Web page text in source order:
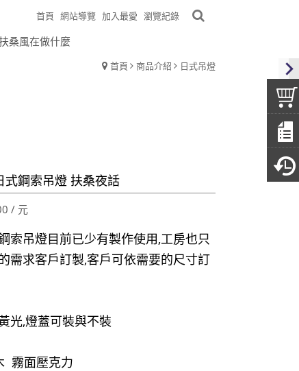
首頁 網站導覽 加入最愛 瀏覽紀錄
桑風在做什麼
首頁 商品介紹 日式吊燈
鋼索吊燈 扶桑夜話
/ 元
索吊燈目前已少有製作使用,工房也只
需求客戶訂製,客戶可依需要的尺寸訂
光,燈蓋可裝與不裝
霧面壓克力